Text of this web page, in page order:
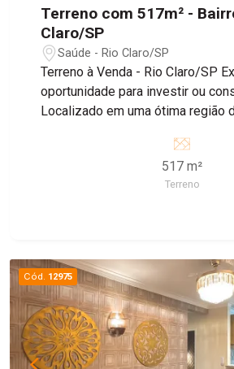
Terreno com 517m² -
Claro/SP
Saúde - Rio Claro/SP
Terreno à Venda - Rio Claro/SP Excelente
oportunidade para investir ou
Localizado em uma ótima região
amplo e versátil para diferentes
sua localização privilegiada, o
tanto para empreendimentos
ou empreender, este terreno é a
para quem busca valorização e
517 m²
Terreno
Cód. 12975